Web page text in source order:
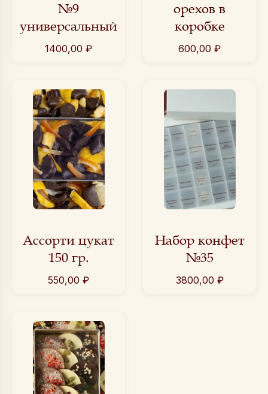
№9
универсальный
1400,00 ₽
орехов в
коробке
600,00 ₽
Ассорти цукат
150 гр.
550,00 ₽
Набор конфет
№35
3800,00 ₽